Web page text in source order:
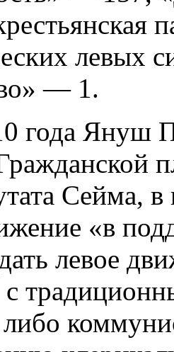
левых
— 1.
года Януш
Сейма, в
«в
левое
с